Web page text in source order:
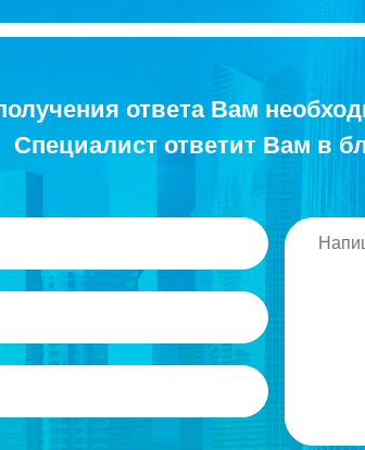
ответа Вам
Специалист ответит Вам в